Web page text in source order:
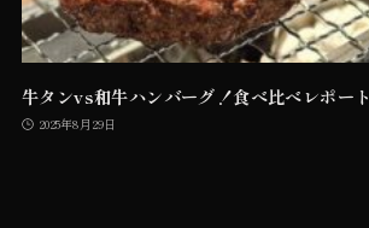
牛タンvs和牛ハンバーグ！食べ比べレポート
2025年8月29日